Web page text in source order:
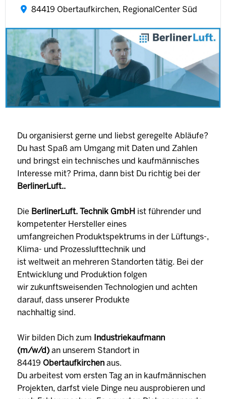
84419 Obertaufkirchen, RegionalCenter Süd
Du organisierst gerne und liebst geregelte Abläufe?
Du hast Spaß am Umgang mit Daten und Zahlen
und bringst ein technisches und kaufmännisches
Interesse mit? Prima, dann bist Du richtig bei der
BerlinerLuft..
Die BerlinerLuft. Technik GmbH ist führender und
kompetenter Hersteller eines
umfangreichen Produktspektrums in der Lüftungs-,
Klima- und Prozesslufttechnik und
ist weltweit an mehreren Standorten tätig. Bei der
Entwicklung und Produktion folgen
wir zukunftsweisenden Technologien und achten
darauf, dass unserer Produkte
nachhaltig sind.
Wir bilden Dich zum Industriekaufmann
(m/w/d) an unserem Standort in
84419 Obertaufkirchen aus.
Du arbeitest vom ersten Tag an in kaufmännischen
Projekten, darfst viele Dinge neu ausprobieren und